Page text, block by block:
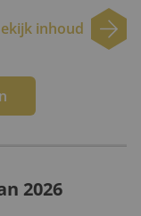
inhoud
2026